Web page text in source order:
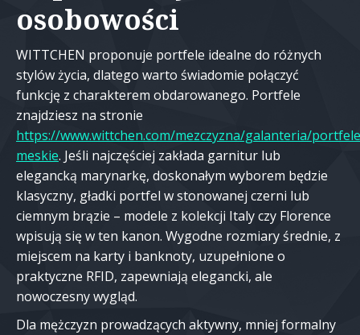
osobowości
WITTCHEN proponuje portfele idealne do różnych
stylów życia, dlatego warto świadomie połączyć
funkcję z charakterem obdarowanego. Portfele
znajdziesz na stronie
https://www.wittchen.com/mezczyzna/galanteria/
meskie. Jeśli najczęściej zakłada garnitur lub
elegancką marynarkę, doskonałym wyborem będzie
klasyczny, gładki portfel w stonowanej czerni lub
ciemnym brązie – modele z kolekcji Italy czy Florence
wpisują się w ten kanon. Wygodne rozmiary średnie, z
miejscem na karty i banknoty, uzupełnione o
praktyczne RFID, zapewniają elegancki, ale
nowoczesny wygląd.
Dla mężczyzn prowadzących aktywny, mniej formalny